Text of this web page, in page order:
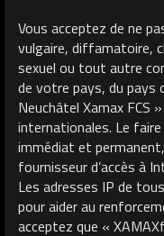
Vous acceptez de ne
vulgaire, diffamatoire,
sexuel ou tout autre
de votre pays, du pays
Neuchâtel Xamax FCS
internationales. Le
immédiat et
fournisseur d’accès à
Les adresses IP de
pour aider au
acceptez que «